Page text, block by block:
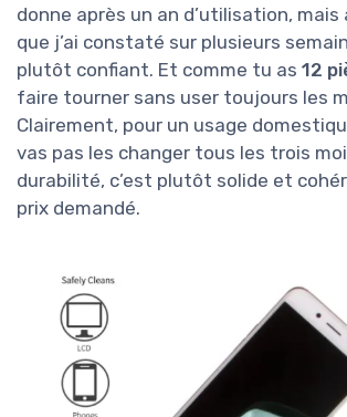
donne après un an d’utilisation, mais
que j’ai constaté sur plusieurs
plutôt confiant. Et comme tu as 12
faire tourner sans user toujours les
Clairement, pour un usage
vas pas les changer tous les trois
durabilité, c’est plutôt solide et
prix demandé.